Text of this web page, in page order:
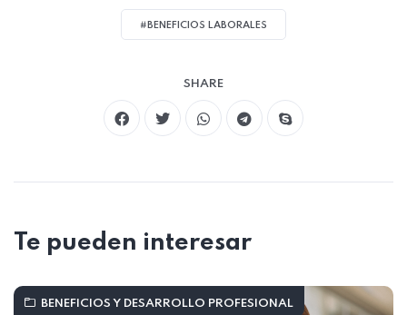
#BENEFICIOS LABORALES
SHARE
Te pueden interesar
BENEFICIOS Y DESARROLLO PROFESIONAL